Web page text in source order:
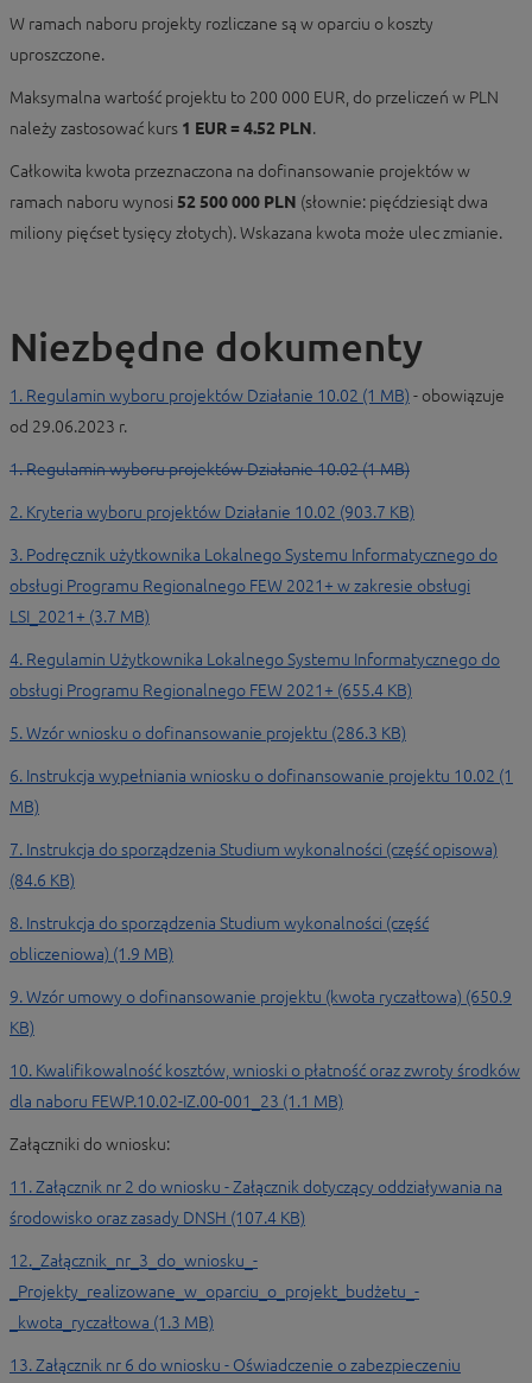
W ramach naboru projekty rozliczane są w oparciu o koszty
uproszczone.
Maksymalna wartość projektu to 200 000 EUR, do przeliczeń w PLN
należy zastosować kurs 1 EUR = 4.52 PLN.
Całkowita kwota przeznaczona na dofinansowanie projektów w
ramach naboru wynosi 52 500 000 PLN (słownie: pięćdziesiąt dwa
miliony pięćset tysięcy złotych). Wskazana kwota może ulec zmianie.
Niezbędne dokumenty
1. Regulamin wyboru projektów Działanie 10.02 (1 MB) - obowiązuje
od 29.06.2023 r.
1. Regulamin wyboru projektów Działanie 10.02 (1 MB)
2. Kryteria wyboru projektów Działanie 10.02 (903.7 KB)
3. Podręcznik użytkownika Lokalnego Systemu Informatycznego do
obsługi Programu Regionalnego FEW 2021+ w zakresie obsługi
LSI_2021+ (3.7 MB)
4. Regulamin Użytkownika Lokalnego Systemu Informatycznego do
obsługi Programu Regionalnego FEW 2021+ (655.4 KB)
5. Wzór wniosku o dofinansowanie projektu (286.3 KB)
6. Instrukcja wypełniania wniosku o dofinansowanie projektu 10.02 (1
MB)
7. Instrukcja do sporządzenia Studium wykonalności (część opisowa)
(84.6 KB)
8. Instrukcja do sporządzenia Studium wykonalności (część
obliczeniowa) (1.9 MB)
9. Wzór umowy o dofinansowanie projektu (kwota ryczałtowa) (650.9
KB)
10. Kwalifikowalność kosztów, wnioski o płatność oraz zwroty środków
dla naboru FEWP.10.02-IZ.00-001_23 (1.1 MB)
Załączniki do wniosku:
11. Załącznik nr 2 do wniosku - Załącznik dotyczący oddziaływania na
środowisko oraz zasady DNSH (107.4 KB)
12._Załącznik_nr_3_do_wniosku_-
_Projekty_realizowane_w_oparciu_o_projekt_budżetu_-
_kwota_ryczałtowa (1.3 MB)
13. Załącznik nr 6 do wniosku - Oświadczenie o zabezpieczeniu